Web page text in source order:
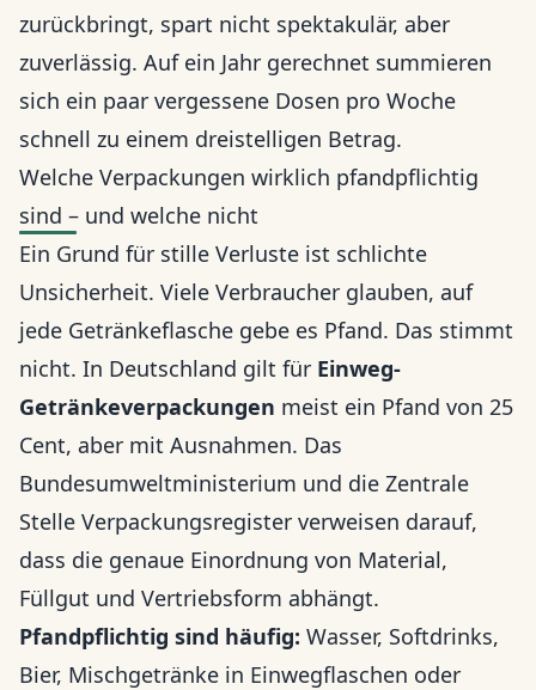
zurückbringt, spart nicht spektakulär, aber
zuverlässig. Auf ein Jahr gerechnet summieren
sich ein paar vergessene Dosen pro Woche
schnell zu einem dreistelligen Betrag.
Welche Verpackungen wirklich pfandpflichtig
sind – und welche nicht
Ein Grund für stille Verluste ist schlichte
Unsicherheit. Viele Verbraucher glauben, auf
jede Getränkeflasche gebe es Pfand. Das stimmt
nicht. In Deutschland gilt für Einweg-
Getränkeverpackungen meist ein Pfand von 25
Cent, aber mit Ausnahmen. Das
Bundesumweltministerium und die Zentrale
Stelle Verpackungsregister verweisen darauf,
dass die genaue Einordnung von Material,
Füllgut und Vertriebsform abhängt.
Pfandpflichtig sind häufig: Wasser, Softdrinks,
Bier, Mischgetränke in Einwegflaschen oder